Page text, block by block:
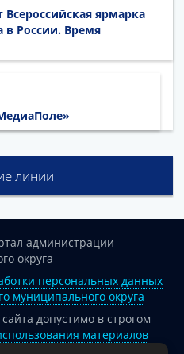
Всероссийская ярмарка
в России. Время
линии
администрации
округа
персональных данных
муниципального округа
допустимо в строгом
материалов